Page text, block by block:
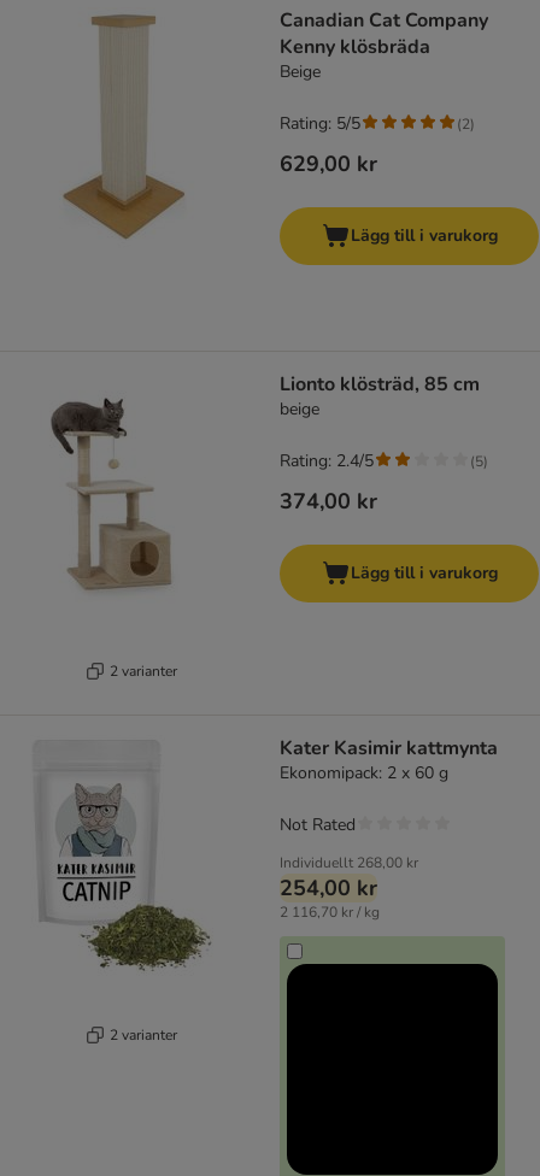
Canadian Cat Company
Kenny klösbräda
Beige
629,00 kr
Rating: 5/5 (2)
Lägg till i varukorg
2 varianter
Lionto klösträd, 85 cm
beige
374,00 kr
Rating: 2.4/5 (5)
Lägg till i varukorg
2 varianter
Kater Kasimir kattmynta
Ekonomipack: 2 x 60 g
Individuellt 268,00 kr
254,00 kr
2 116,70 kr / kg
Not Rated